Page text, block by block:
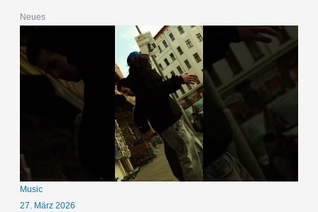
Neues
Music
27. März 2026